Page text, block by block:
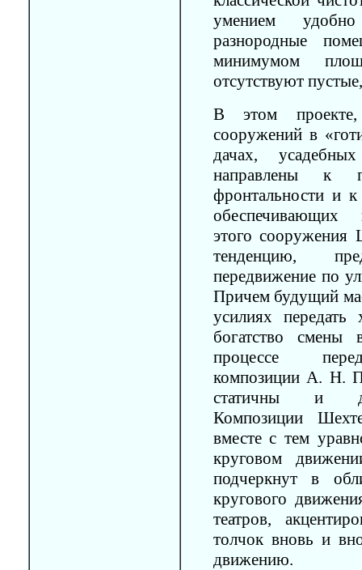
умением
разнородные
минимумом
отсутствуют
В этом
сооружений в
дачах,
направлены к
фронтальности и
обеспечивающих
этого сооружения
тенденцию,
передвижение по
Причем будущий
усилиях передать
богатство смены
процессе
композиции А. Н.
статичны и
Композиции
вместе с тем
круговом
подчеркнут в
кругового
театров,
толчок вновь и
движению.